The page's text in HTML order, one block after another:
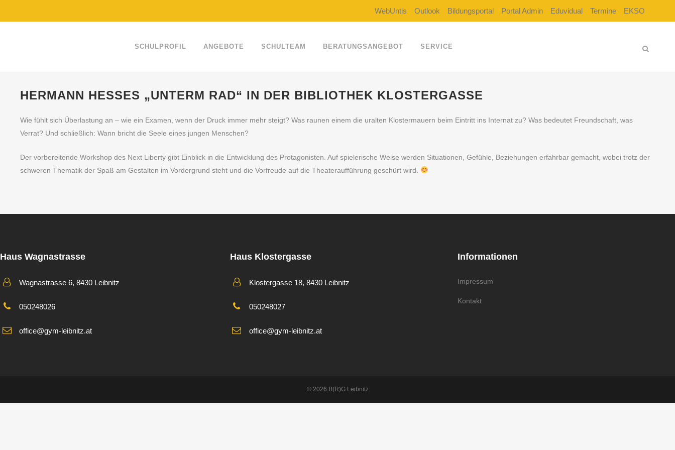
WebUntis Outlook Bildungsportal Portal Admin Eduvidual Termine EKSO
SCHULPROFIL ANGEBOTE SCHULTEAM BERATUNGSANGEBOT SERVICE
HERMANN HESSES „UNTERM RAD“ IN DER BIBLIOTHEK KLOSTERGASSE
Wie fühlt sich Überlastung an – wie ein Examen, wenn der Druck immer mehr steigt? Was raunen einem die uralten Klostermauern beim Eintritt ins Internat zu? Was bedeutet Freundschaft, was
Verrat? Und schließlich: Wann bricht die Seele eines jungen Menschen?
Der vorbereitende Workshop des Next Liberty gibt Einblick in die Entwicklung des Protagonisten. Auf spielerische Weise werden Situationen, Gefühle, Beziehungen erfahrbar gemacht, wobei trotz der
schweren Thematik der Spaß am Gestalten im Vordergrund steht und die Vorfreude auf die Theateraufführung geschürt wird.
Haus Wagnastrasse
Wagnastrasse 6, 8430 Leibnitz
050248026
office@gym-leibnitz.at
Haus Klostergasse
Klostergasse 18, 8430 Leibnitz
050248027
office@gym-leibnitz.at
Informationen
Impressum
Kontakt
© 2026 B(R)G Leibnitz